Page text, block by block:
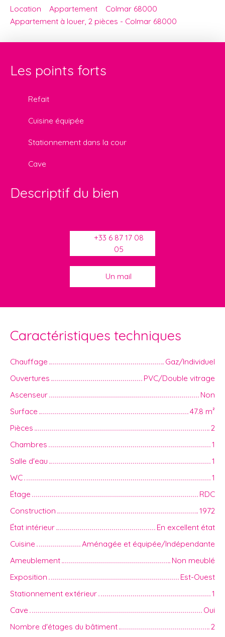
Location Appartement
Colmar 68000
Appartement à louer, 2 pièces - Colmar 68000
Les points forts
Refait
Cuisine équipée
Stationnement dans la cour
Cave
Descriptif du bien
+33 6 87 17 08
05
Un mail
Caractéristiques techniques
Chauffage
Gaz/Individuel
Ouvertures
PVC/Double vitrage
Ascenseur
Non
Surface
47.8 m²
Pièces
2
Chambres
1
Salle d'eau
1
WC
1
Étage
RDC
Construction
1972
État intérieur
En excellent état
Cuisine
Aménagée et équipée/Indépendante
Ameublement
Non meublé
Exposition
Est-Ouest
Stationnement extérieur
1
Cave
Oui
Nombre d'étages du bâtiment
2